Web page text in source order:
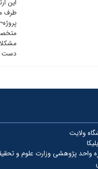
این
طرف
دست
ولایت
واحد پژوهشی وزارت علوم و